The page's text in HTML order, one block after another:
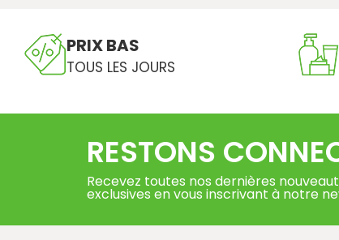
PRIX BAS
TOUS LES JOURS
RESTONS
Recevez toutes nos dernières
exclusives en vous inscrivant à notre